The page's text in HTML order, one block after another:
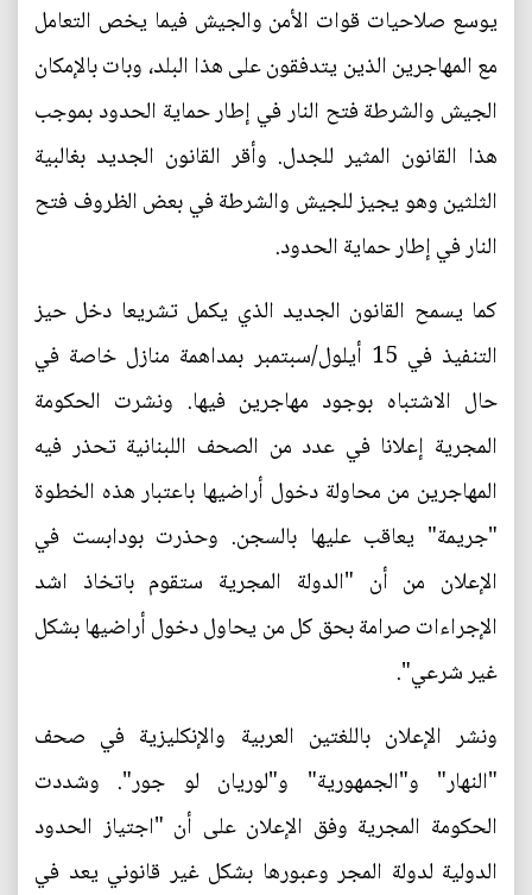
يوسع صلاحيات قوات الأمن والجيش فيما يخص التعامل
مع المهاجرين الذين يتدفقون على هذا البلد، وبات بالإمكان
الجيش والشرطة فتح النار في إطار حماية الحدود بموجب
هذا القانون المثير للجدل. وأقر القانون الجديد بغالبية
الثلثين وهو يجيز للجيش والشرطة في بعض الظروف فتح
النار في إطار حماية الحدود.
كما يسمح القانون الجديد الذي يكمل تشريعا دخل حيز
التنفيذ في 15 أيلول/سبتمبر بمداهمة منازل خاصة في
حال الاشتباه بوجود مهاجرين فيها. ونشرت الحكومة
المجرية إعلانا في عدد من الصحف اللبنانية تحذر فيه
المهاجرين من محاولة دخول أراضيها باعتبار هذه الخطوة
"جريمة" يعاقب عليها بالسجن. وحذرت بودابست في
الإعلان من أن "الدولة المجرية ستقوم باتخاذ اشد
الإجراءات صرامة بحق كل من يحاول دخول أراضيها بشكل
غير شرعي".
ونشر الإعلان باللغتين العربية والإنكليزية في صحف
"النهار" و"الجمهورية" و"لوريان لو جور". وشددت
الحكومة المجرية وفق الإعلان على أن "اجتياز الحدود
الدولية لدولة المجر وعبورها بشكل غير قانوني يعد في